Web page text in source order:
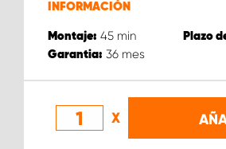
INFORMACIÓN
Montaje: 45 min Plazo
Garantia: 36 mes
X